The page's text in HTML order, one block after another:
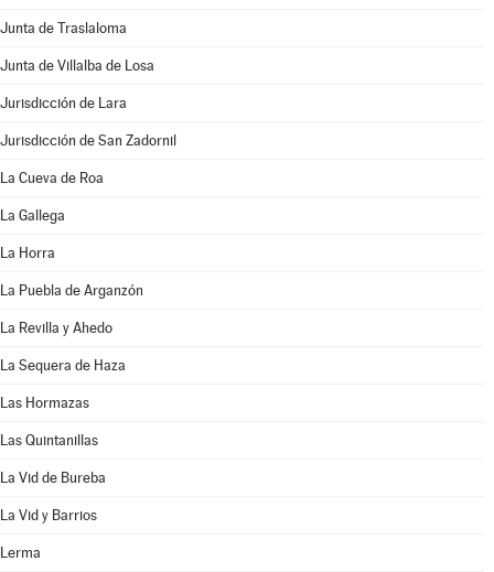
Junta de Traslaloma
Junta de Villalba de Losa
Jurisdicción de Lara
Jurisdicción de San Zadornil
La Cueva de Roa
La Gallega
La Horra
La Puebla de Arganzón
La Revilla y Ahedo
La Sequera de Haza
Las Hormazas
Las Quintanillas
La Vid de Bureba
La Vid y Barrios
Lerma